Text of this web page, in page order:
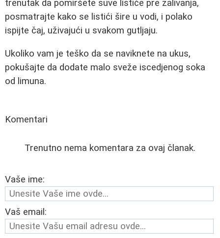
trenutak da pomiršete suve listiće pre zalivanja,
posmatrajte kako se listići šire u vodi, i polako
ispijte čaj, uživajući u svakom gutljaju.
Ukoliko vam je teško da se naviknete na ukus,
pokušajte da dodate malo sveže iscedjenog soka
od limuna.
Komentari
Trenutno nema komentara za ovaj članak.
Vaše ime:
Vaš email: